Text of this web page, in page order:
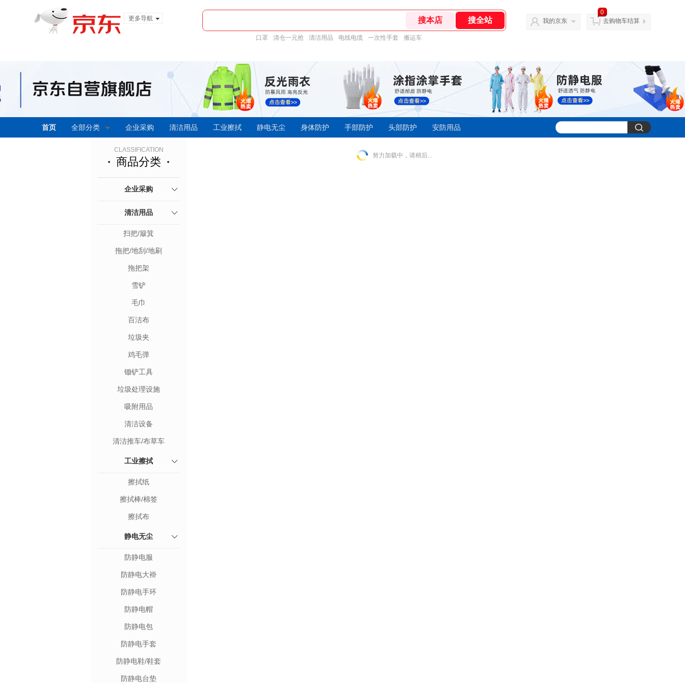
更多导航
口罩 清仓一元抢 清洁用品 电线电缆 一次性手套 搬运车
我的京东
0
去购物车结算
首页 全部分类 企业采购 清洁用品 工业擦拭 静电无尘 身体防护 手部防护 头部防护 安防用品
CLASSIFICATION
商品分类
企业采购
清洁用品
扫把/簸箕
拖把/地刮/地刷
拖把架
雪铲
毛巾
百洁布
垃圾夹
鸡毛弹
锄铲工具
垃圾处理设施
吸附用品
清洁设备
清洁推车/布草车
工业擦拭
擦拭纸
擦拭棒/棉签
擦拭布
静电无尘
防静电服
防静电大褂
防静电手环
防静电帽
防静电包
防静电手套
防静电鞋/鞋套
防静电台垫
努力加载中，请稍后...